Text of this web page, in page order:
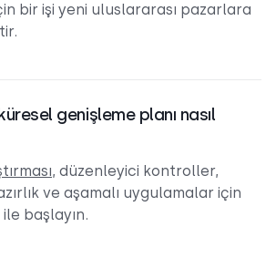
bir işi yeni uluslararası pazarlara
genişleme planı nasıl
, düzenleyici kontroller,
ve aşamalı uygulamalar için
ile başlayın.